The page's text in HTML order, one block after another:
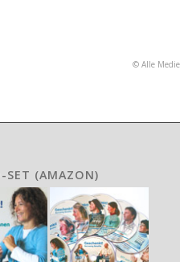
© Alle
SET (AMAZON)